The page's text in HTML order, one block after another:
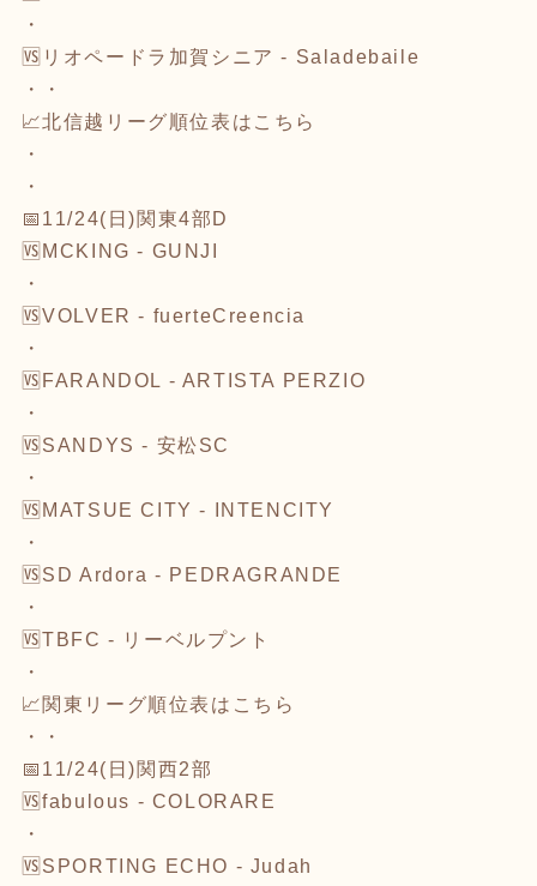
・
🆚 リオペードラ加賀シニア - Saladebaile
・・
📈北信越リーグ順位表は こちら
・
・
📅11/24(日)関東4部D
🆚 MCKING - GUNJI
・
🆚VOLVER - fuerteCreencia
・
🆚 FARANDOL - ARTISTA PERZIO
・
🆚 SANDYS - 安松SC
・
🆚 MATSUE CITY - INTENCITY
・
🆚 SD Ardora - PEDRAGRANDE
・
🆚TBFC - リーベルプント
・
📈関東リーグ順位表は こちら
・・
📅11/24(日)関西2部
🆚fabulous - COLORARE
・
🆚 SPORTING ECHO - Judah